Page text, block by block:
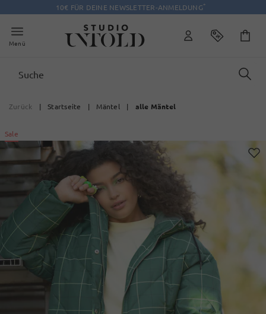
10€ FÜR DEINE NEWSLETTER-ANMELDUNG*
Menü
Zurück | Startseite | Mäntel | alle Mäntel
Sale